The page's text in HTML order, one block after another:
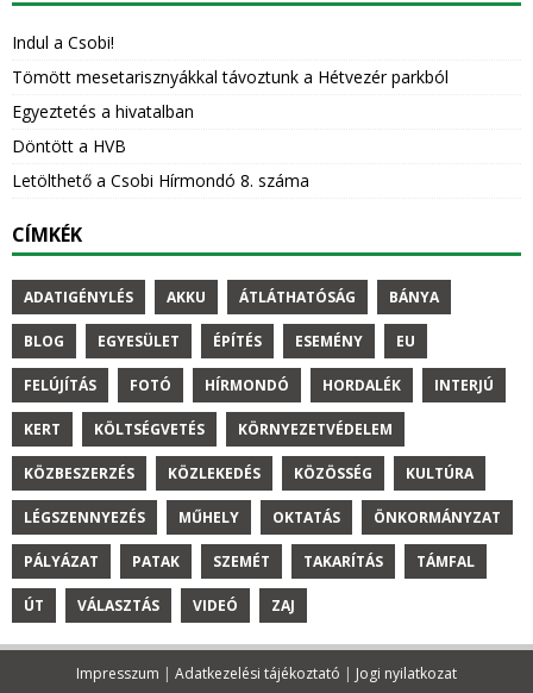
Indul a Csobi!
Tömött mesetarisznyákkal távoztunk a Hétvezér parkból
Egyeztetés a hivatalban
Döntött a HVB
Letölthető a Csobi Hírmondó 8. száma
CÍMKÉK
ADATIGÉNYLÉS AKKU ÁTLÁTHATÓSÁG BÁNYA
BLOG EGYESÜLET ÉPÍTÉS ESEMÉNY EU
FELÚJÍTÁS FOTÓ HÍRMONDÓ HORDALÉK INTERJÚ
KERT KÖLTSÉGVETÉS KÖRNYEZETVÉDELEM
KÖZBESZERZÉS KÖZLEKEDÉS KÖZÖSSÉG KULTÚRA
LÉGSZENNYEZÉS MŰHELY OKTATÁS ÖNKORMÁNYZAT
PÁLYÁZAT PATAK SZEMÉT TAKARÍTÁS TÁMFAL
ÚT VÁLASZTÁS VIDEÓ ZAJ
Impresszum | Adatkezelési tájékoztató | Jogi nyilatkozat